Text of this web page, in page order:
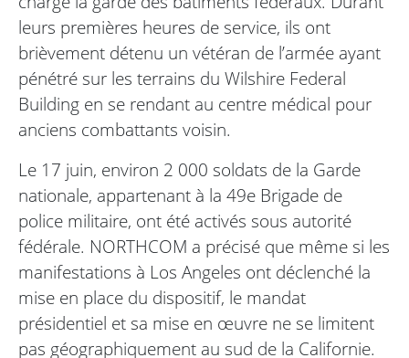
leurs premières heures de service, ils ont
brièvement détenu un vétéran de l’armée ayant
pénétré sur les terrains du Wilshire Federal
Building en se rendant au centre médical pour
anciens combattants voisin.
Le 17 juin, environ 2 000 soldats de la Garde
nationale, appartenant à la 49e Brigade de
police militaire, ont été activés sous autorité
fédérale. NORTHCOM a précisé que même si les
manifestations à Los Angeles ont déclenché la
mise en place du dispositif, le mandat
présidentiel et sa mise en œuvre ne se limitent
pas géographiquement au sud de la Californie.